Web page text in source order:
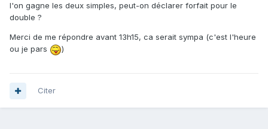
l'on gagne les deux simples, peut-on déclarer forfait pour le
double ?
Merci de me répondre avant 13h15, ca serait sympa (c'est l'heure
ou je pars
)
Citer